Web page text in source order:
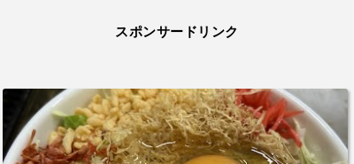
スポンサードリンク